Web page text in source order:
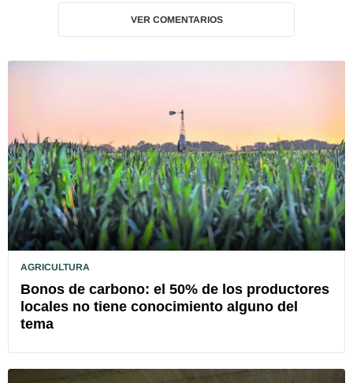
VER COMENTARIOS
AGRICULTURA
Bonos de carbono: el 50% de los productores
locales no tiene conocimiento alguno del
tema